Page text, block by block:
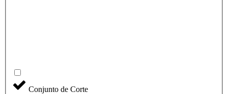
Conjunto de Corte